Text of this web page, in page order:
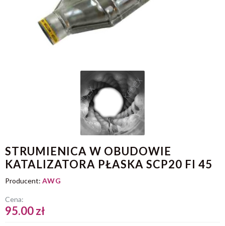
STRUMIENICA W OBUDOWIE
KATALIZATORA PŁASKA SCP20 FI 45
Producent: AWG
Cena:
95.00 zł